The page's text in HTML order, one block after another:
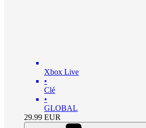
Xbox Live
•
Clé
•
GLOBAL
29.99 EUR